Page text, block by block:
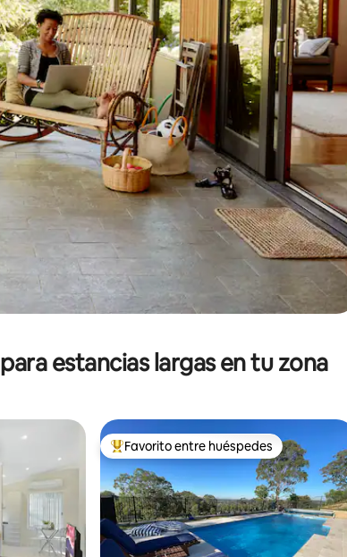
de las flechas hacia arriba y hacia abajo, o bien
estancias largas en tu zona
De los mejores en Favorito entre
Favorito entre huéspedes